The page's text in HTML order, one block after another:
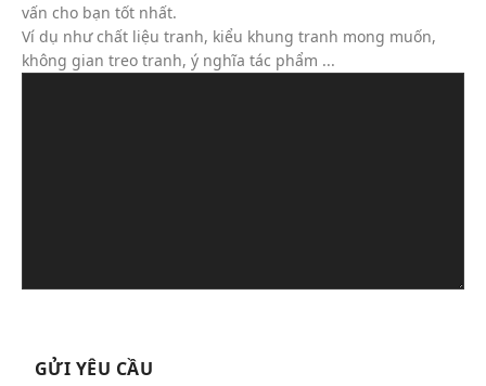
vấn cho bạn tốt nhất.
Ví dụ như chất liệu tranh, kiểu khung tranh mong muốn,
không gian treo tranh, ý nghĩa tác phẩm ...